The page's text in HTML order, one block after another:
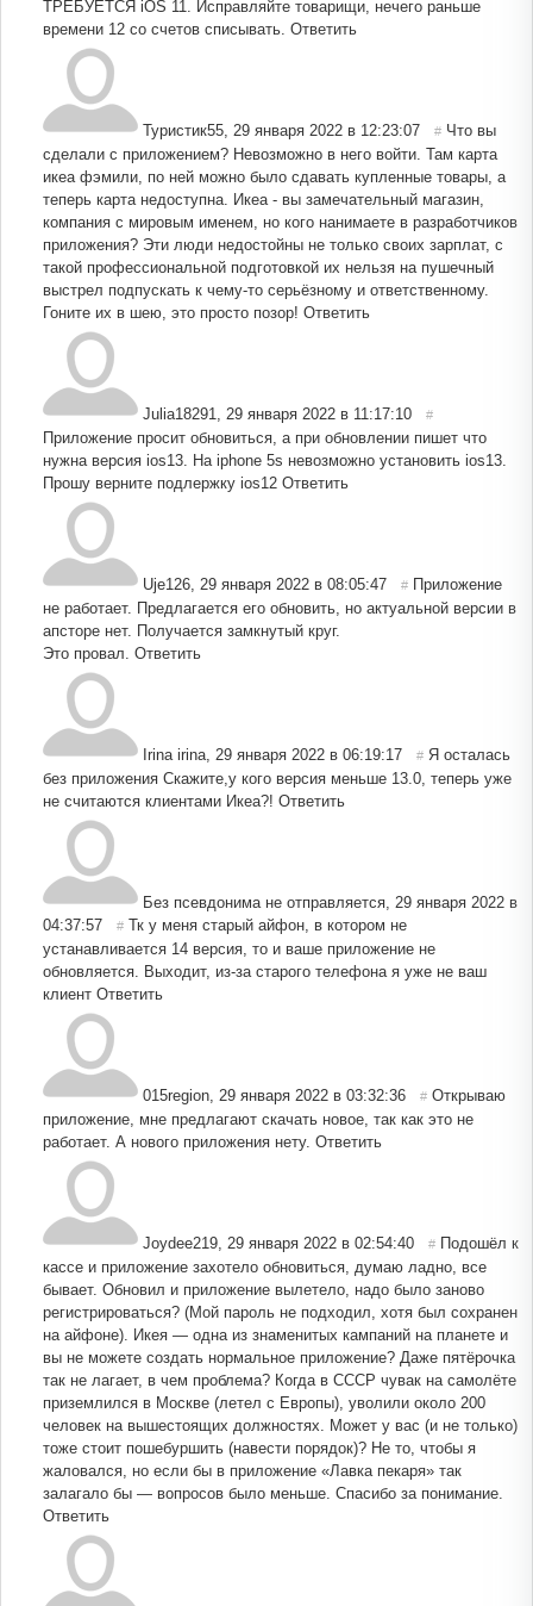
ТРЕБУЕТСЯ iOS 11. Исправляйте товарищи, нечего раньше
времени 12 со счетов списывать. Ответить
Туристик55 29 января 2022 в 12:23:07 # Что вы
сделали с приложением? Невозможно в него войти. Там карта
икеа фэмили, по ней можно было сдавать купленные товары, а
теперь карта недоступна. Икеа - вы замечательный магазин,
компания с мировым именем, но кого нанимаете в разработчиков
приложения? Эти люди недостойны не только своих зарплат, с
такой профессиональной подготовкой их нельзя на пушечный
выстрел подпускать к чему-то серьёзному и ответственному.
Гоните их в шею, это просто позор! Ответить
Julia18291 29 января 2022 в 11:17:10 #
Приложение просит обновиться, а при обновлении пишет что
нужна версия ios13. На iphone 5s невозможно установить ios13.
Прошу верните подлержку ios12 Ответить
Uje126 29 января 2022 в 08:05:47 # Приложение
не работает. Предлагается его обновить, но актуальной версии в
апсторе нет. Получается замкнутый круг.
Это провал. Ответить
Irina irina 29 января 2022 в 06:19:17 # Я осталась
без приложения Скажите,у кого версия меньше 13.0, теперь уже
не считаются клиентами Икеа?! Ответить
Без псевдонима не отправляется 29 января 2022 в
04:37:57
# Тк у меня старый айфон, в котором не
устанавливается 14 версия, то и ваше приложение не
обновляется. Выходит, из-за старого телефона я уже не ваш
клиент Ответить
015region 29 января 2022 в 03:32:36 # Открываю
приложение, мне предлагают скачать новое, так как это не
работает. А нового приложения нету. Ответить
Joydee219 29 января 2022 в 02:54:40 # Подошёл к
кассе и приложение захотело обновиться, думаю ладно, все
бывает. Обновил и приложение вылетело, надо было заново
регистрироваться? (Мой пароль не подходил, хотя был сохранен
на айфоне). Икея — одна из знаменитых кампаний на планете и
вы не можете создать нормальное приложение? Даже пятёрочка
так не лагает, в чем проблема? Когда в СССР чувак на самолёте
приземлился в Москве (летел с Европы), уволили около 200
человек на вышестоящих должностях. Может у вас (и не только)
тоже стоит пошебуршить (навести порядок)? Не то, чтобы я
жаловался, но если бы в приложение «Лавка пекаря» так
залагало бы — вопросов было меньше. Спасибо за понимание.
Ответить